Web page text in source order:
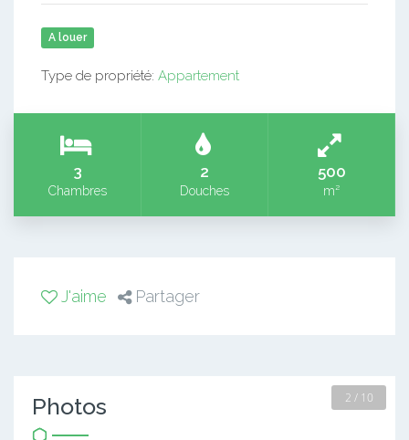
A louer
Type de propriété: Appartement
3
Chambres
2
Douches
500
m²
J'aime Partager
Photos 2 / 10